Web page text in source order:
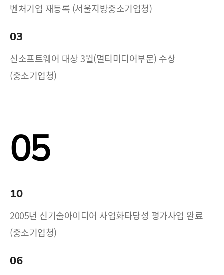
벤처기업 재등록 (서울지방중소기업청)
03
신소프트웨어 대상 3월(멀티미디어부문) 수상
(중소기업청)
05
10
2005년 신기술아이디어 사업화타당성 평가사업 완료
(중소기업청)
06